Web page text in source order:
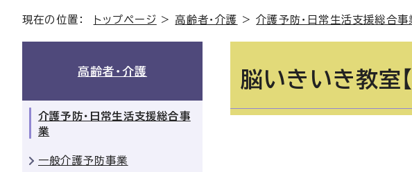
現在の位置： トップページ > 高齢者・介護 >介護予防・日常生活支援総合事
脳いきいき教室【
高齢者・介護
介護予防・日常生活支援総合事
業
一般介護予防事業